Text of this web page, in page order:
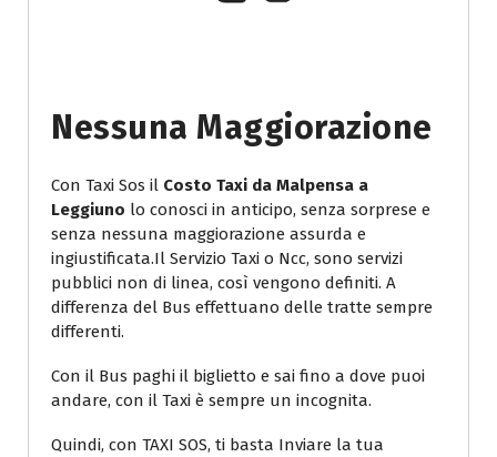
Nessuna Maggiorazione
Con Taxi Sos il Costo Taxi da Malpensa a
Leggiuno lo conosci in anticipo, senza sorprese e
senza nessuna maggiorazione assurda e
ingiustificata.Il Servizio Taxi o Ncc, sono servizi
pubblici non di linea, così vengono definiti. A
differenza del Bus effettuano delle tratte sempre
differenti.
Con il Bus paghi il biglietto e sai fino a dove puoi
andare, con il Taxi è sempre un incognita.
Quindi, con TAXI SOS, ti basta Inviare la tua